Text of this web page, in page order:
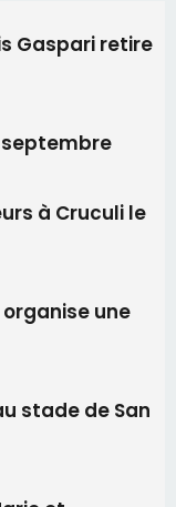
Gaspari retire
septembre
à Cruculi le